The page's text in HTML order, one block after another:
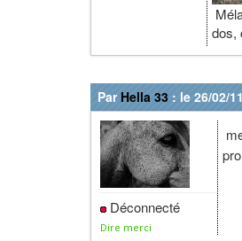
dos,
Par Hella 33 : le 26/02/
Déconnecté
Dire merci